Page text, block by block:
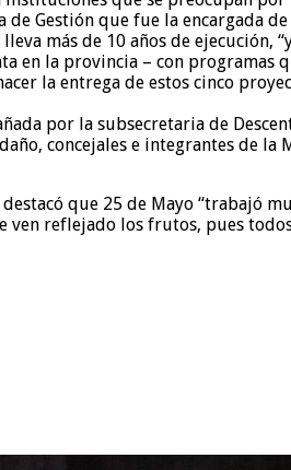
de Gestión que fue la encargada
más de 10 años de
en la provincia – con
la entrega de estos cinco
por la subsecretaria de
concejales e integrantes de la
que 25 de Mayo “trabajó
ven reflejado los frutos, pues